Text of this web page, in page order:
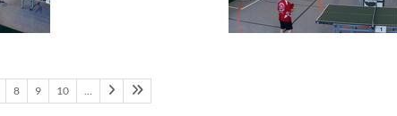
8 9 10 …